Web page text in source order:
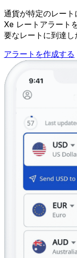
通貨が特定のレート
Xe レートアラート
要なレートに到達し
アラートを作成する